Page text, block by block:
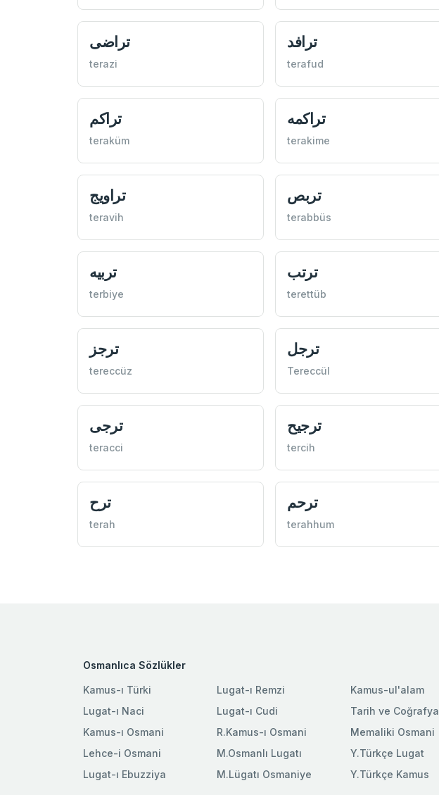
تراضی
terazi
ترافد
terafud
تراكم
teraküm
تراكمه
terakime
تراويج
teravih
تربص
terabbüs
تربيه
terbiye
ترتب
terettüb
ترجز
tereccüz
ترجل
Tereccül
ترجی
teracci
ترجيح
tercih
ترح
terah
ترحم
terahhum
Osmanlıca Sözlükler
Kamus-ı Türki
Lugat-ı Naci
Kamus-ı Osmani
Lehce-i Osmani
Lugat-ı Ebuzziya
Lugat-ı Remzi
Lugat-ı Cudi
R.Kamus-ı Osmani
M.Osmanlı Lugatı
M.Lügatı Osmaniye
Kamus-ul'alam
Tarih ve Coğrafya
Memaliki Osmani
Y.Türkçe Lugat
Y.Türkçe Kamus